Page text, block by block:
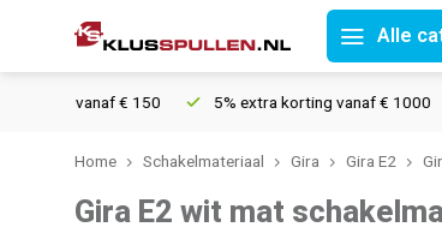
Alle
vanaf € 150 5% extra korting vanaf € 1000
Home Schakelmateriaal Gira Gira E2
Gira E2 wit mat